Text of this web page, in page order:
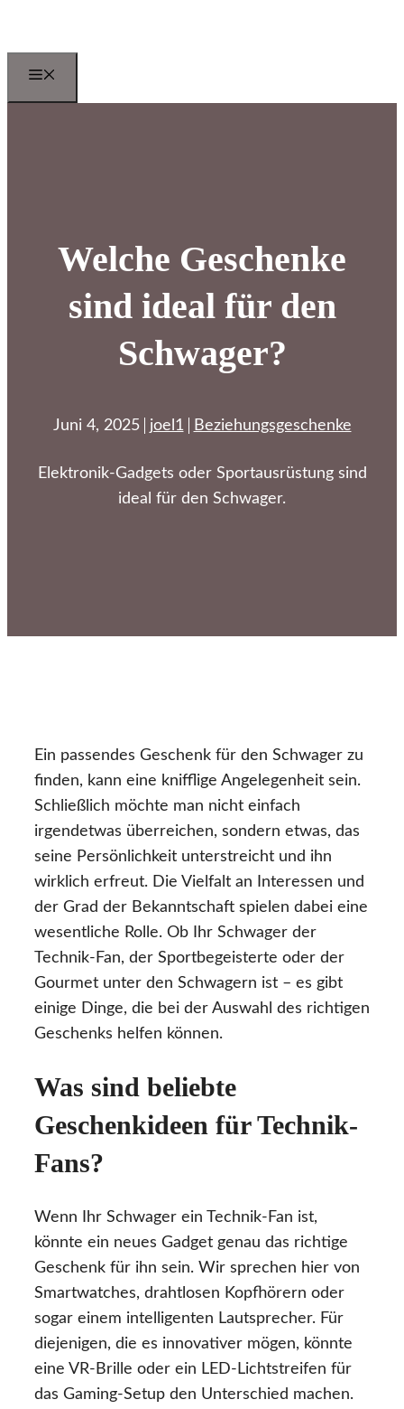
springen
Welche Geschenke
sind ideal für den
Schwager?
Juni 4, 2025 joel1 Beziehungsgeschenke
Elektronik-Gadgets oder Sportausrüstung sind
ideal für den Schwager.
Ein passendes Geschenk für den Schwager zu
finden, kann eine knifflige Angelegenheit sein.
Schließlich möchte man nicht einfach
irgendetwas überreichen, sondern etwas, das
seine Persönlichkeit unterstreicht und ihn
wirklich erfreut. Die Vielfalt an Interessen und
der Grad der Bekanntschaft spielen dabei eine
wesentliche Rolle. Ob Ihr Schwager der
Technik-Fan, der Sportbegeisterte oder der
Gourmet unter den Schwagern ist – es gibt
einige Dinge, die bei der Auswahl des richtigen
Geschenks helfen können.
Was sind beliebte
Geschenkideen für Technik-
Fans?
Wenn Ihr Schwager ein Technik-Fan ist,
könnte ein neues Gadget genau das richtige
Geschenk für ihn sein. Wir sprechen hier von
Smartwatches, drahtlosen Kopfhörern oder
sogar einem intelligenten Lautsprecher. Für
diejenigen, die es innovativer mögen, könnte
eine VR-Brille oder ein LED-Lichtstreifen für
das Gaming-Setup den Unterschied machen.